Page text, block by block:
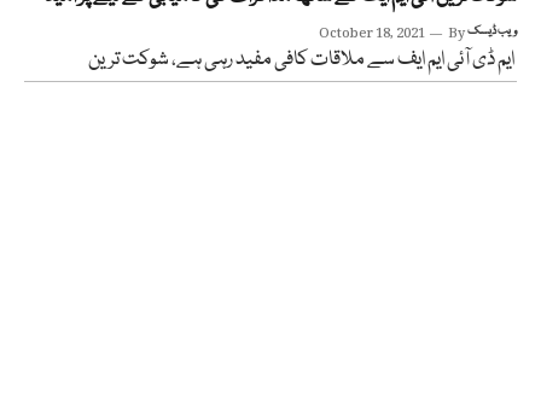
October 18, 2021 Byویب ڈیسک
ایم ڈی آئی ایم ایف سے ملاقات کافی مفید رہی ہے، شوکت ترین